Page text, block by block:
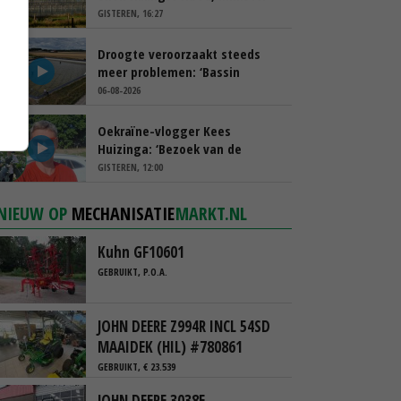
spreekt van ‘ondernemersrisico’
GISTEREN, 16:27
Droogte veroorzaakt steeds
meer problemen: ‘Bassin
afgelopen week al leeg’
06-08-2026
Oekraïne-vlogger Kees
Huizinga: ‘Bezoek van de
ambassade mag zelf groente
GISTEREN, 12:00
OP MECHANISATIEMARKT.NL
Kuhn GF10601
GEBRUIKT, P.O.A.
JOHN DEERE Z994R INCL 54SD
MAAIDEK (HIL) #780861
GEBRUIKT, € 23.539